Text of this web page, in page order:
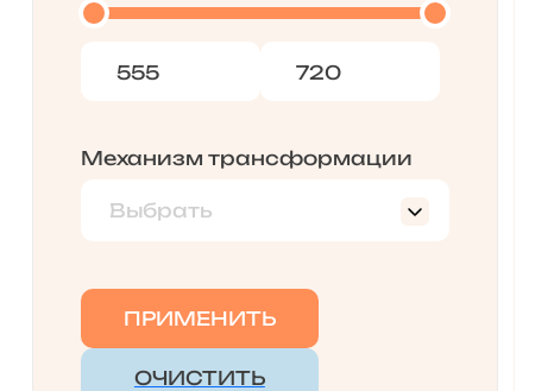
Механизм трансформации
Выбрать
Раскладушка
ПРИМЕНИТЬ
ОЧИСТИТЬ